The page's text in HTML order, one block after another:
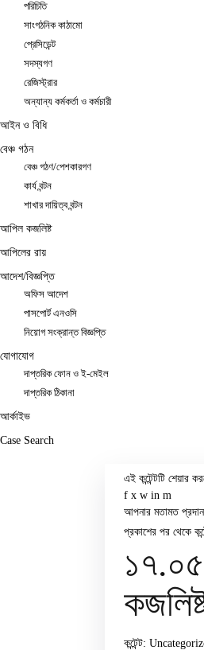
পরিচিতি
সাংগঠনিক কাঠামো
প্রেসিডেন্ট
সদস্যগণ
রেজিস্ট্রার
অন্যান্য কর্মকর্তা ও কর্মচারী
আইন ও বিধি
বেঞ্চ গঠন
বেঞ্চ গঠণ/পেশকারগণ
কার্য বন্টন
শাখার দায়িত্ব বন্টন
আপিল কজলিষ্ট
আপিলের রায়
আদেশ/বিজ্ঞপ্তি
অফিস আদেশ
পাসপোর্ট এনওসি
নিয়োগ সংক্রান্ত বিজ্ঞপ্তি
যোগাযোগ
দাপ্তরিক ফোন ও ই-মেইল
দাপ্তরিক ঠিকানা
আর্কাইভ
Case Search
এই কন্টেন্টটি শেয়ার
f x w in m
আপনার মতামত
প্রকাশের পর থেকে
কন্টেন্ট: